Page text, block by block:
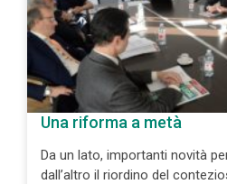
Una riforma a metà
Da un lato, importanti novità
dall’altro il riordino del